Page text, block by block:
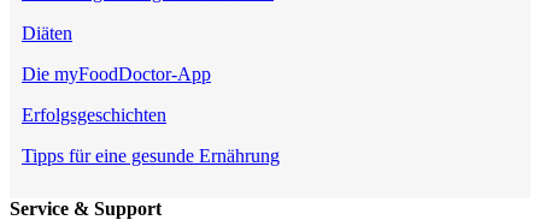
Diäten
Die myFoodDoctor-App
Erfolgsgeschichten
Tipps für eine gesunde Ernährung
Service & Support